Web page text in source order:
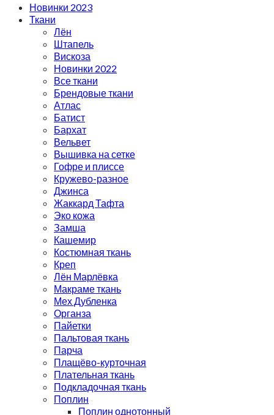
Новинки 2023
Ткани
Лён
Штапель
Вискоза
Новинки 2022
Все ткани
Брендовые ткани
Атлас
Батист
Бархат
Вельвет
Вышивка на сетке
Гофре и плиссе
Кружево-разное
Джинса
Жаккард Тафта
Эко кожа
Замша
Кашемир
Костюмная ткань
Креп
Лён Марлёвка
Макраме ткань
Мех Дубленка
Органза
Пайетки
Пальтовая ткань
Парча
Плащёво-курточная
Плательная ткань
Подкладочная ткань
Поплин
Поплин однотонный